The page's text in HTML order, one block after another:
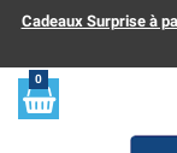
Cadeaux Surprise à
0